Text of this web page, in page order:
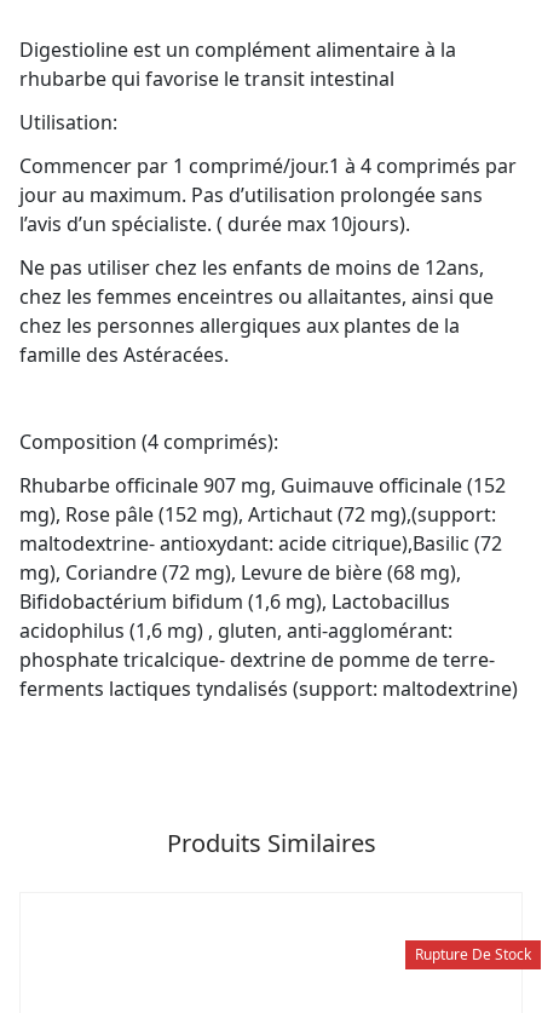
Digestioline est un complément alimentaire à la
rhubarbe qui favorise le transit intestinal
Utilisation:
Commencer par 1 comprimé/jour.1 à 4 comprimés par
jour au maximum. Pas d’utilisation prolongée sans
l’avis d’un spécialiste. ( durée max 10jours).
Ne pas utiliser chez les enfants de moins de 12ans,
chez les femmes enceintres ou allaitantes, ainsi que
chez les personnes allergiques aux plantes de la
famille des Astéracées.
Composition (4 comprimés):
Rhubarbe officinale 907 mg, Guimauve officinale (152
mg), Rose pâle (152 mg), Artichaut (72 mg),(support:
maltodextrine- antioxydant: acide citrique),Basilic (72
mg), Coriandre (72 mg), Levure de bière (68 mg),
Bifidobactérium bifidum (1,6 mg), Lactobacillus
acidophilus (1,6 mg) , gluten, anti-agglomérant:
phosphate tricalcique- dextrine de pomme de terre-
ferments lactiques tyndalisés (support: maltodextrine)
Produits Similaires
Rupture De Stock